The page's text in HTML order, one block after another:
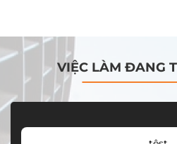
VIỆC LÀM ĐANG